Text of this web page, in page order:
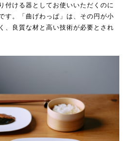
付ける器としてお使いいただくのに
す。「曲げわっぱ」は、その円が小
、良質な材と高い技術が必要とされ